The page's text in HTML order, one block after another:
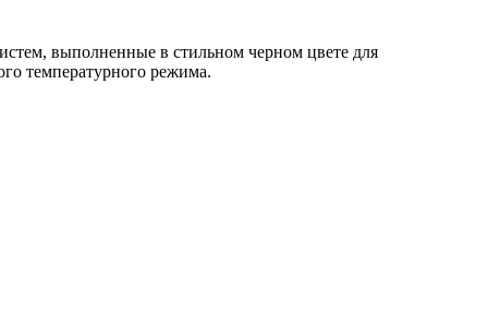
выполненные в стильном черном цвете для
температурного режима.